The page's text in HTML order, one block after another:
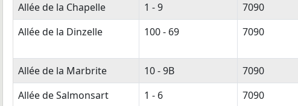
Allée de la Chapelle 1 - 9 7090
Allée de la Dinzelle
100 - 69 7090
Allée de la Marbrite 10 - 9B 7090
Allée de Salmonsart
1 - 6 7090